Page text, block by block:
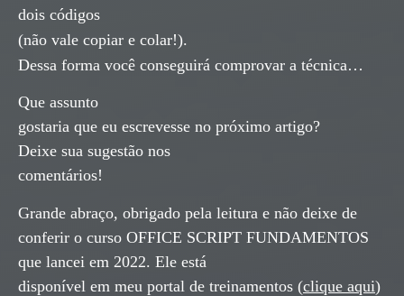
dois códigos
(não vale copiar e colar!).
Dessa forma você conseguirá comprovar a técnica…
Que assunto
gostaria que eu escrevesse no próximo artigo?
Deixe sua sugestão nos
comentários!
Grande abraço, obrigado pela leitura e não deixe de
conferir o curso OFFICE SCRIPT FUNDAMENTOS
que lancei em 2022. Ele está
disponível em meu portal de treinamentos (clique aqui)